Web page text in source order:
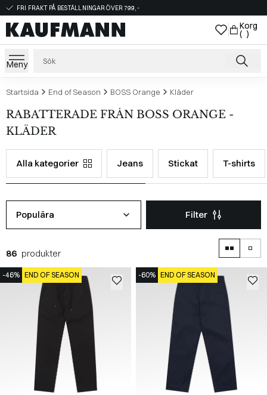
FRI FRAKT PÅ BESTÄLLNINGAR ÖVER 799,-
Korg
( )
Meny
Startsida End of Season BOSS Orange Kläder
RABATTERADE FRÅN BOSS ORANGE -
KLÄDER
Alla kategorier Jeans Stickat T-shirts
Populära Filter
86 produkter
-46% END OF SEASON -60% END OF SEASON